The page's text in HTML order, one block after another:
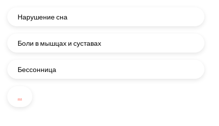
Нарушение сна
Боли в мышцах и суставах
Бессонница
...